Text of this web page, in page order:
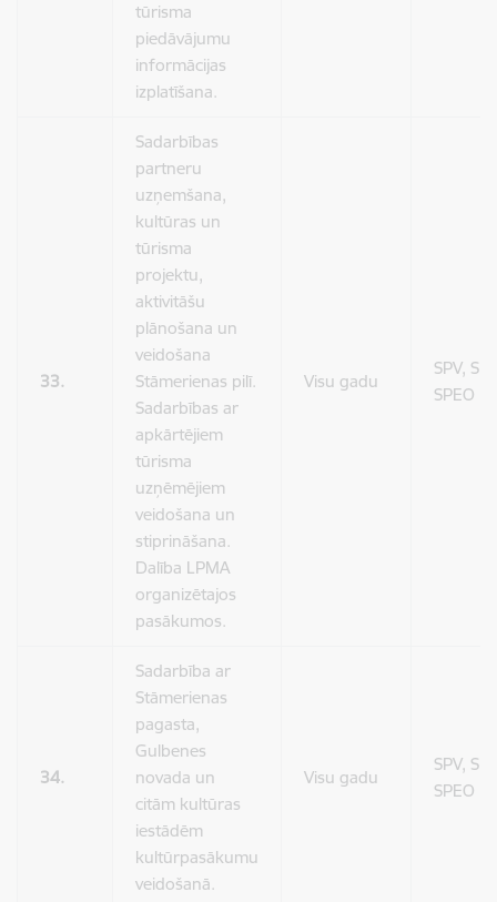
tūrisma
piedāvājumu
informācijas
izplatīšana.
33.
Sadarbības
partneru
uzņemšana,
kultūras un
tūrisma
projektu,
aktivitāšu
plānošana un
veidošana
Stāmerienas pilī.
Sadarbības ar
apkārtējiem
tūrisma
uzņēmējiem
veidošana un
stiprināšana.
Dalība LPMA
organizētajos
pasākumos.
Visu gadu
SPV,
SPEO
34.
Sadarbība ar
Stāmerienas
pagasta,
Gulbenes
novada un
citām kultūras
iestādēm
kultūrpasākumu
veidošanā.
Visu gadu
SPV,
SPEO